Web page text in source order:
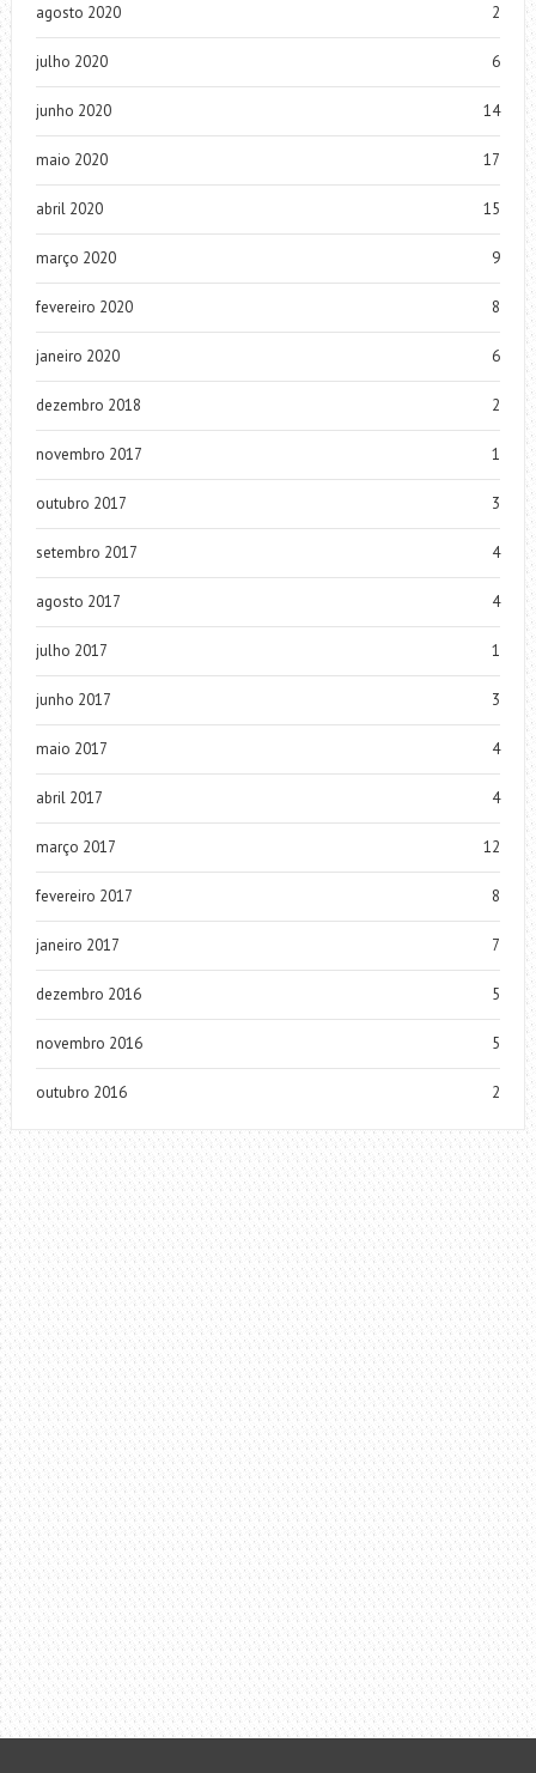
agosto 2020 2
julho 2020 6
junho 2020 14
maio 2020 17
abril 2020 15
março 2020 9
fevereiro 2020 8
janeiro 2020 6
dezembro 2018 2
novembro 2017 1
outubro 2017 3
setembro 2017 4
agosto 2017 4
julho 2017 1
junho 2017 3
maio 2017 4
abril 2017 4
março 2017 12
fevereiro 2017 8
janeiro 2017 7
dezembro 2016 5
novembro 2016 5
outubro 2016 2